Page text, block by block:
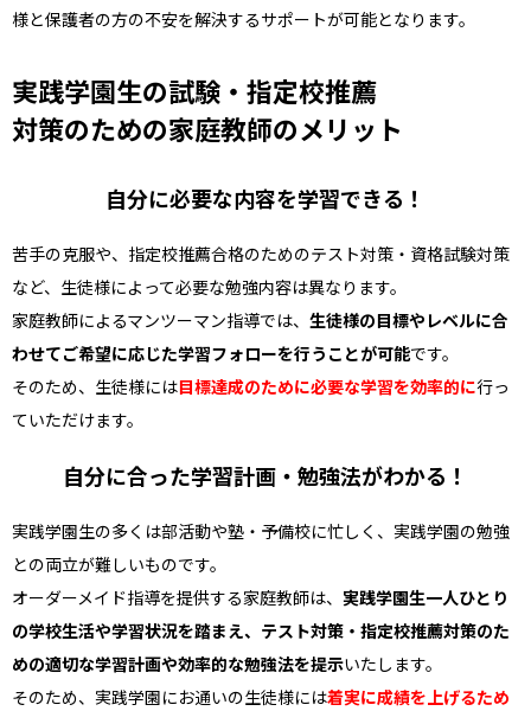
様と保護者の方の不安を解決するサポートが可能となります。
実践学園生の試験・指定校推薦
対策のための家庭教師のメリット
自分に必要な内容を学習できる！
苦手の克服や、指定校推薦合格のためのテスト対策・資格試験対策
など、生徒様によって必要な勉強内容は異なります。
家庭教師によるマンツーマン指導では、 生徒様の目標やレベルに合
わせてご希望に応じた学習フォローを行うことが可能です。
そのため、生徒様には目標達成のために必要な学習を効率的に行っ
ていただけます。
自分に合った学習計画・勉強法がわかる！
実践学園生の多くは部活動や塾・予備校に忙しく、実践学園の勉強
との両立が難しいものです。
オーダーメイド指導を提供する家庭教師は、 実践学園生一人ひとり
の学校生活や学習状況を踏まえ、テスト対策・指定校推薦対策のた
めの適切な学習計画や効率的な勉強法を提示いたします。
そのため、実践学園にお通いの生徒様には着実に成績を上げるため